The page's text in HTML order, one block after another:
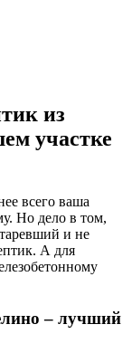
из
участке
всего ваша
Но дело в том,
и не
А для
– лучший